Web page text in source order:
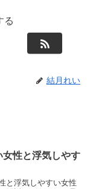
る
結月れい
性と浮気しやす
と浮気しやすい女性